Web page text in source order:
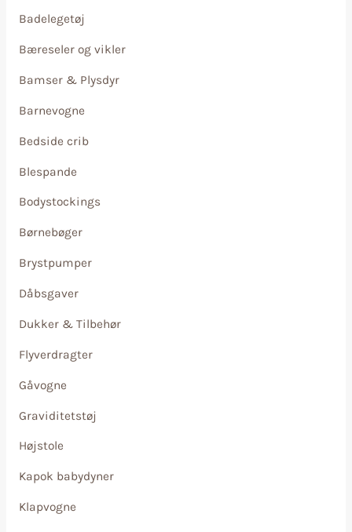
Badelegetøj
Bæreseler og vikler
Bamser & Plysdyr
Barnevogne
Bedside crib
Blespande
Bodystockings
Børnebøger
Brystpumper
Dåbsgaver
Dukker & Tilbehør
Flyverdragter
Gåvogne
Graviditetstøj
Højstole
Kapok babydyner
Klapvogne